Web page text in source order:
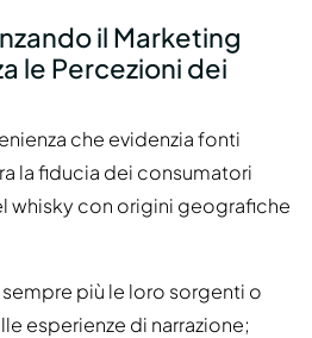
il Marketing
le Percezioni dei
che evidenzia fonti
la fiducia dei consumatori
whisky con origini geografiche
più le loro sorgenti o
esperienze di narrazione;